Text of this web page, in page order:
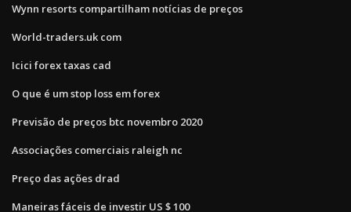
Wynn resorts compartilham notícias de preços
World-traders.uk com
Icici forex taxas cad
O que é um stop loss em forex
Previsão de preços btc novembro 2020
Associações comerciais raleigh nc
Preço das ações drad
Maneiras fáceis de investir US $ 100